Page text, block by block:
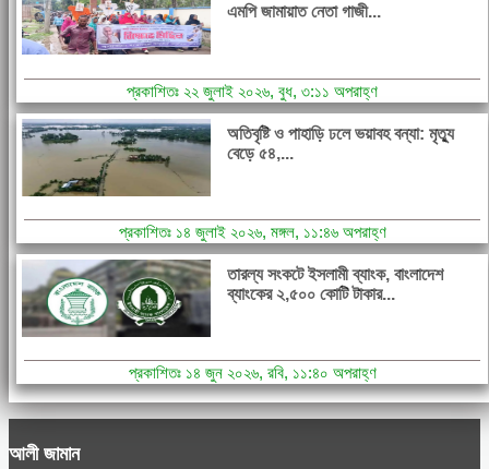
এমপি জামায়াত নেতা গাজী...
প্রকাশিতঃ ২২ জুলাই ২০২৬, বুধ, ৩:১১ অপরাহ্ণ
অতিবৃষ্টি ও পাহাড়ি ঢলে ভয়াবহ বন্যা: মৃত্যু
বেড়ে ৫৪,...
প্রকাশিতঃ ১৪ জুলাই ২০২৬, মঙ্গল, ১১:৪৬ অপরাহ্ণ
তারল্য সংকটে ইসলামী ব্যাংক, বাংলাদেশ
ব্যাংকের ২,৫০০ কোটি টাকার...
প্রকাশিতঃ ১৪ জুন ২০২৬, রবি, ১১:৪০ অপরাহ্ণ
আলী জামান